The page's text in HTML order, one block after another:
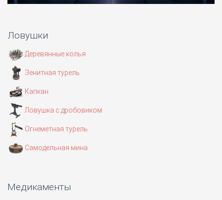
Ловушки
Деревянные колья
Зенитная турель
Капкан
Ловушка с дробовиком
Огнеметная турель
Самодельная мина
Медикаменты